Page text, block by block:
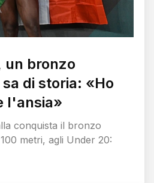
un bronzo
di storia: «Ho
l'ansia»
conquista il bronzo
metri, agli Under 20: